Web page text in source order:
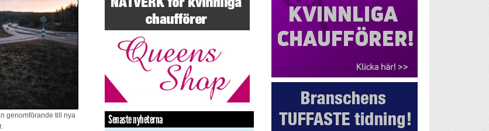
genomförande till nya
Senaste nyheterna